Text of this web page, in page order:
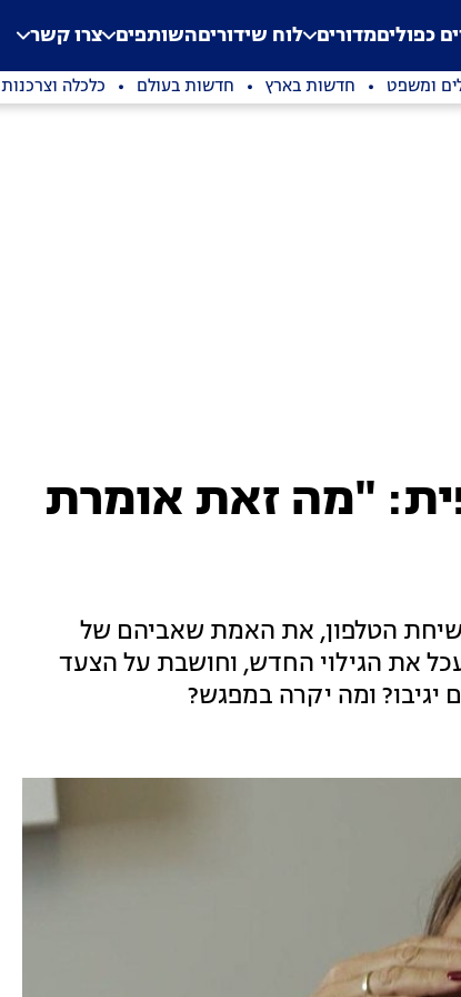
Application error: a
. כפוליםמדורים לוח שידוריםהשותפים צרו קשר
ומשפט חדשות בארץ חדשות בעולם כלכלה וצרכנות
"מה זאת אומרת
הטלפון, את האמת שאביהם של
את הגילוי החדש, וחושבת על הצעד
ומה יקרה במפגש?